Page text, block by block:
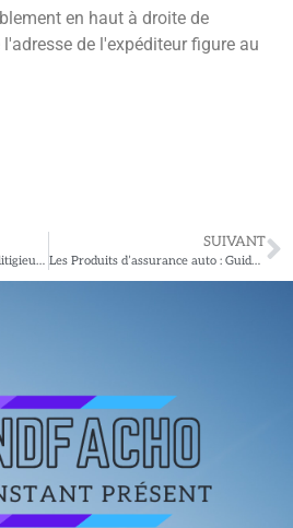
en haut à droite de
de l'expéditeur figure au
SB Zone analyse les penaltys litigieux qui ont marqué le TOTGS 2023
SUIVANT
Les Produits d’assurance auto : Guide complet pour bien choisir